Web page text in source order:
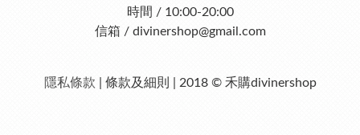
時間 / 10:00-20:00
信箱 / divinershop@gmail.com
隱私條款 | 條款及細則 | 2018 © 禾購divinershop